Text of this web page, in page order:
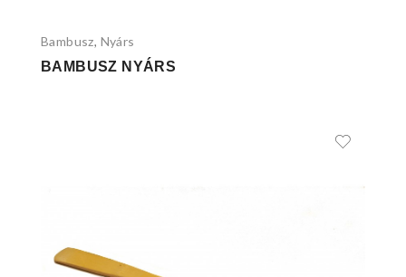
Bambusz, Nyárs
BAMBUSZ NYÁRS